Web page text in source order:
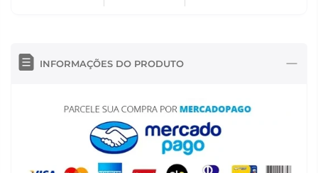
INFORMAÇÕES DO PRODUTO